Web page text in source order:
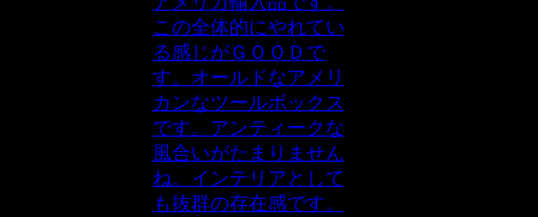
この全体的にやれてい
る感じがＧＯＯＤで
す。オールドなアメリ
カンなツールボックス
です。アンティークな
風合いがたまりません
ね。インテリアとして
も抜群の存在感です。